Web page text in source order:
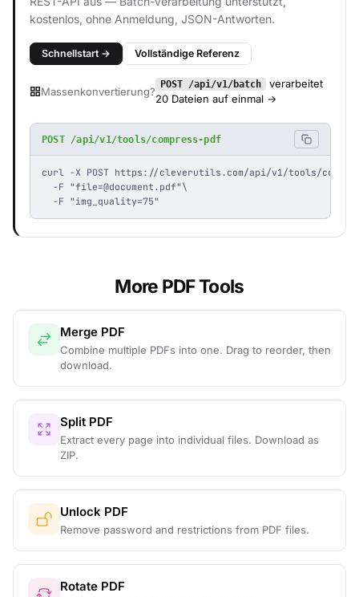
kostenlos, ohne Anmeldung, JSON-Antworten.
Schnellstart → Vollständige Referenz
Massenkonvertierung?
POST /api/v1/batch
verarbeitet
20 Dateien auf einmal →
POST /api/v1/tools/compress-pdf
curl -X POST https://cleverutils.com/api/v1/tools/
  -F "
file=@document.pdf"\
  -F "img_quality=75"
More PDF Tools
Merge PDF
Combine multiple PDFs into one. Drag to reorder, then
download.
Split PDF
Extract every page into individual files. Download as
ZIP.
Unlock PDF
Remove password and restrictions from PDF files.
Rotate PDF